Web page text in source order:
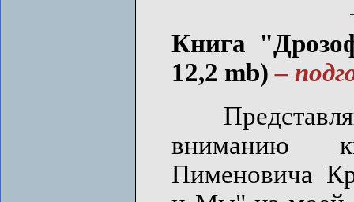
Книга
12,2 mb)–
вниманию
Пименовича